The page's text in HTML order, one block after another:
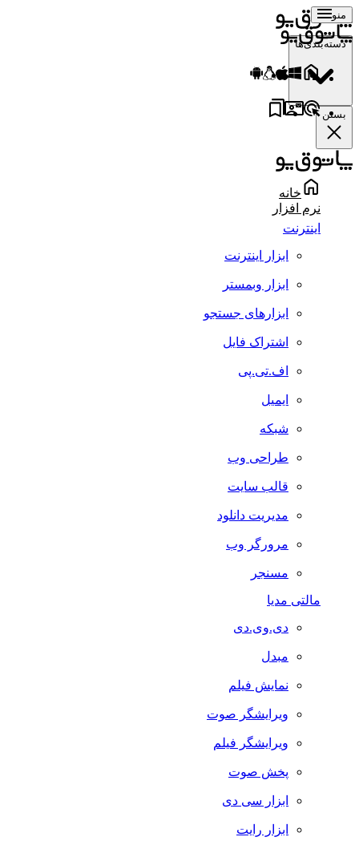
منو
دسته‌بندی‌ها
بستن
خانه
نرم افزار
اینترنت
ابزار اینترنت
ابزار وبمستر
ابزارهای جستجو
اشتراک فایل
اف.تی.پی
ایمیل
شبکه
طراحی وب
قالب سایت
مدیریت دانلود
مرورگر وب
مسنجر
مالتی مدیا
دی.وی.دی
مبدل
نمایش فیلم
ویرایشگر صوت
ویرایشگر فیلم
پخش صوت
ابزار سی دی
ابزار رایت